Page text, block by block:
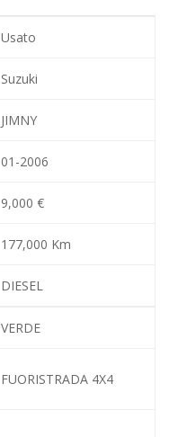
Usato
Suzuki
JIMNY
01-2006
9,000 €
177,000 Km
DIESEL
VERDE
FUORISTRADA 4X4